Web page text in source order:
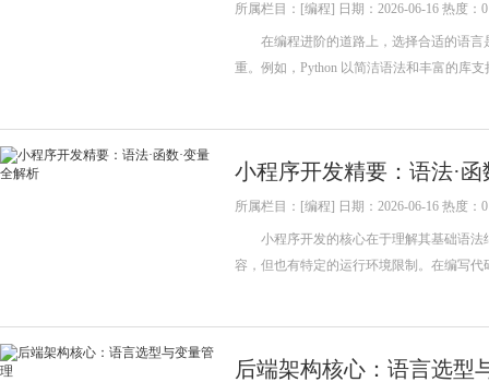
所属栏目：[编程] 日期：2026-06-16 热度：0
在编程进阶的道路上，选择合适的语言
重。例如，Python 以简洁语法和丰富的库
小程序开发精要：语法·函
所属栏目：[编程] 日期：2026-06-16 热度：0
小程序开发的核心在于理解其基础语法结
容，但也有特定的运行环境限制。在编写
后端架构核心：语言选型